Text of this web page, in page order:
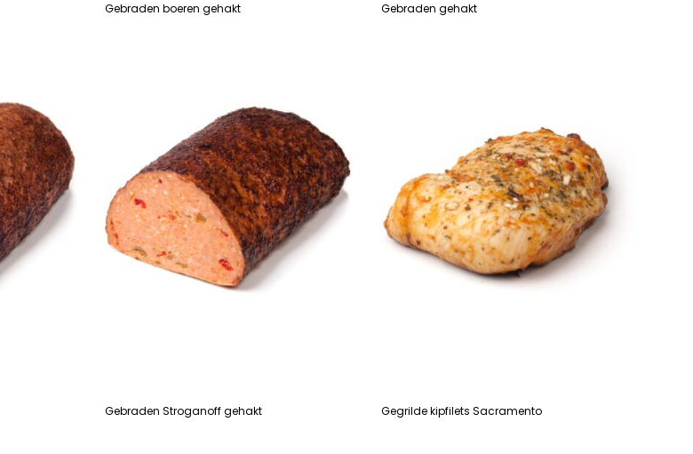
Gebraden boeren gehakt Gebraden gehakt
Gebraden Stroganoff gehakt Gegrilde kipfilets Sacramento